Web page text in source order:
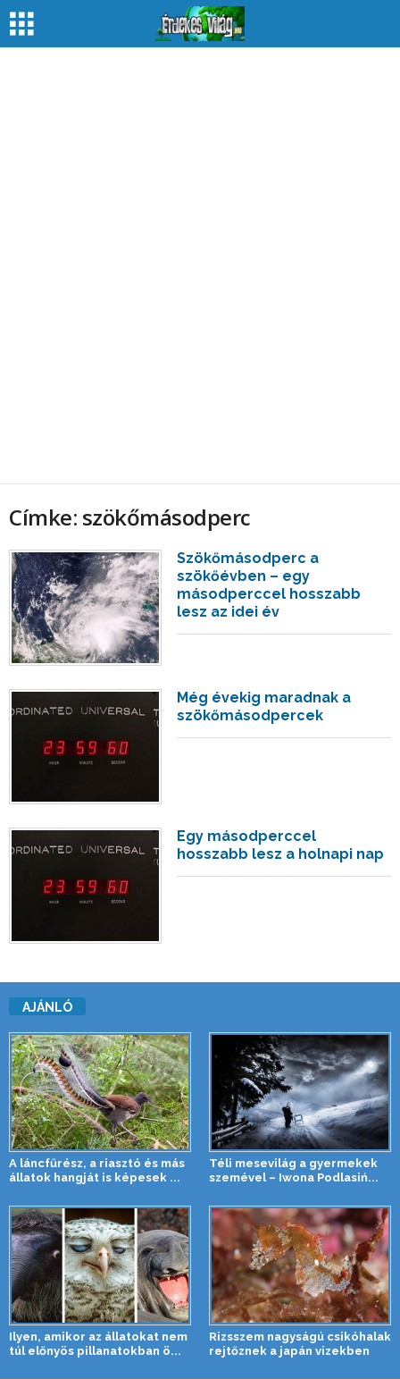
Címke: szökőmásodperc
Szökőmásodperc a
szökőévben – egy
másodperccel hosszabb
lesz az idei év
Még évekig maradnak a
szökőmásodpercek
Egy másodperccel
hosszabb lesz a holnapi nap
AJÁNLÓ
A láncfűrész, a riasztó és más
állatok hangját is képesek ...
Téli mesevilág a gyermekek
szemével – Iwona Podlasiń...
Ilyen, amikor az állatokat nem
túl előnyös pillanatokban ö...
Rizsszem nagyságú csikóhalak
rejtőznek a japán vizekben